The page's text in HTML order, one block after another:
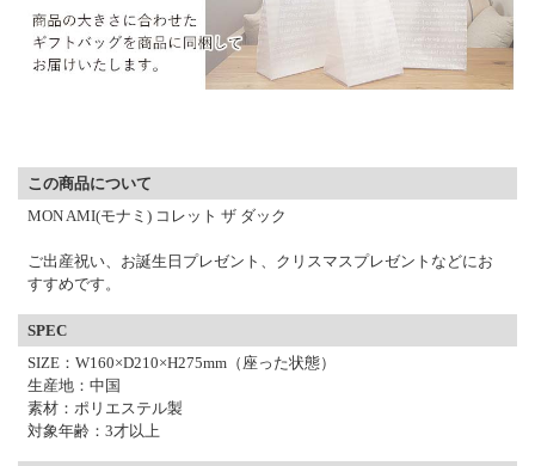
この商品について
MON AMI(モナミ) コレット ザ ダック
ご出産祝い、お誕生日プレゼント、クリスマスプレゼントなどにお
すすめです。
SPEC
SIZE：W160×D210×H275mm（座った状態）
生産地：中国
素材：ポリエステル製
対象年齢：3才以上